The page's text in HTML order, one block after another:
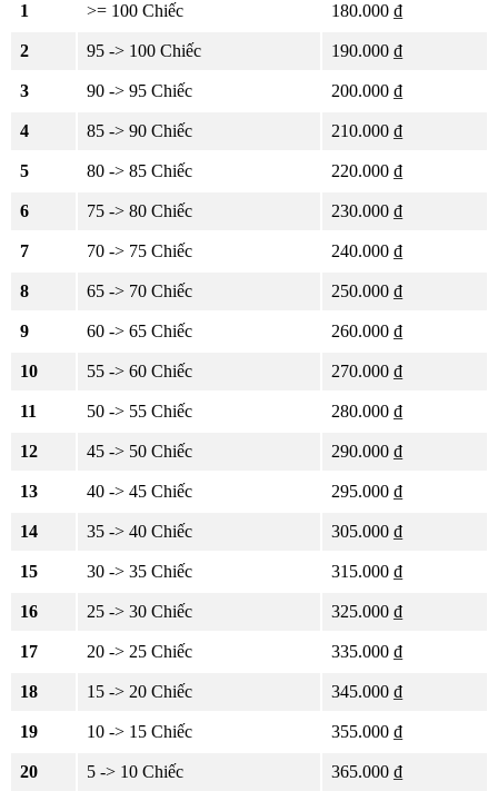
1 >= 100 Chiếc 180.000 ₫
2 95 -> 100 Chiếc 190.000 ₫
3 90 -> 95 Chiếc 200.000 ₫
4 85 -> 90 Chiếc 210.000 ₫
5 80 -> 85 Chiếc 220.000 ₫
6 75 -> 80 Chiếc 230.000 ₫
7 70 -> 75 Chiếc 240.000 ₫
8 65 -> 70 Chiếc 250.000 ₫
9 60 -> 65 Chiếc 260.000 ₫
10 55 -> 60 Chiếc 270.000 ₫
11 50 -> 55 Chiếc 280.000 ₫
12 45 -> 50 Chiếc 290.000 ₫
13 40 -> 45 Chiếc 295.000 ₫
14 35 -> 40 Chiếc 305.000 ₫
15 30 -> 35 Chiếc 315.000 ₫
16 25 -> 30 Chiếc 325.000 ₫
17 20 -> 25 Chiếc 335.000 ₫
18 15 -> 20 Chiếc 345.000 ₫
19 10 -> 15 Chiếc 355.000 ₫
20 5 -> 10 Chiếc 365.000 ₫